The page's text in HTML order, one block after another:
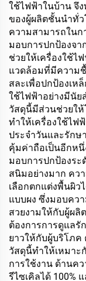
ใช้ไฟฟ้าในบ้าน จึ
ของผู้ผลิตชั้นนำทั่
ความสามารถในก
มอบการปกป้องจา
ช่วยให้เครื่องใช้
แวดล้อมที่มีความ
สละเพื่อปกป้องเห
ใช้ไฟฟ้าอย่างมีนั
วัสดุนี้มีส่วนช่วยใ
ทำให้เครื่องใช้ไฟ
ประจำวันและรักษ
คุ้มค่าถือเป็นอีกหนึ่
มอบการปกป้องระ
สนิมอย่างมาก คว
เลือกตกแต่งพื้นผิว
แบบผง ซึ่งมอบคว
สวยงามให้กับผู้ผลิ
ต้องการการดูแลรั
ยาวให้กับผู้บริโภ
วัสดุนี้ทำให้เหมาะ
การใช้งาน ด้านค
รีไซเคิลได้ 100%